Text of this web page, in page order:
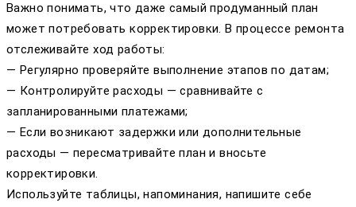
Важно понимать, что даже самый продуманный план
может потребовать корректировки. В процессе ремонта
отслеживайте ход работы:
— Регулярно проверяйте выполнение этапов по датам;
— Контролируйте расходы — сравнивайте с
запланированными платежами;
— Если возникают задержки или дополнительные
расходы — пересматривайте план и вносьте
корректировки.
Используйте таблицы, напоминания, напишите себе